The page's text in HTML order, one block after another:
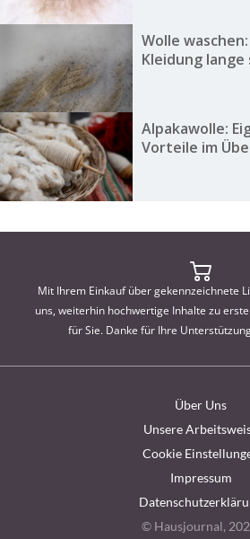
Wolle
Kleidung lange
Alpakawolle:
Vorteile im
Mit Ihrem Einkauf über gekennzeichnete
uns, weiterhin hochwertige Inhalte zu
für Sie. Danke für Ihre
Über Uns
Unsere
Cookie
Impressum
© Hausjournal,